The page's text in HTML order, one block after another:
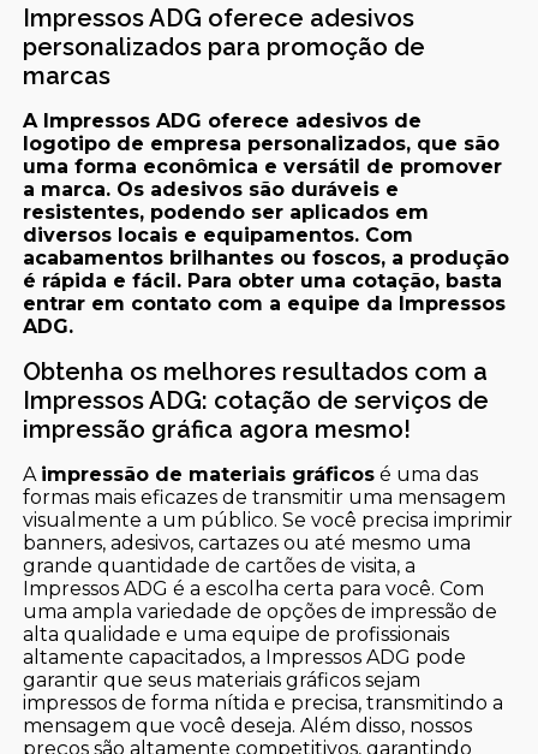
Impressos ADG oferece adesivos
personalizados para promoção de
marcas
A Impressos ADG oferece adesivos de
logotipo de empresa personalizados, que são
uma forma econômica e versátil de promover
a marca. Os adesivos são duráveis e
resistentes, podendo ser aplicados em
diversos locais e equipamentos. Com
acabamentos brilhantes ou foscos, a produção
é rápida e fácil. Para obter uma cotação, basta
entrar em contato com a equipe da Impressos
ADG.
Obtenha os melhores resultados com a
Impressos ADG: cotação de serviços de
impressão gráfica agora mesmo!
A impressão de materiais gráficos é uma das
formas mais eficazes de transmitir uma mensagem
visualmente a um público. Se você precisa imprimir
banners, adesivos, cartazes ou até mesmo uma
grande quantidade de cartões de visita, a
Impressos ADG é a escolha certa para você. Com
uma ampla variedade de opções de impressão de
alta qualidade e uma equipe de profissionais
altamente capacitados, a Impressos ADG pode
garantir que seus materiais gráficos sejam
impressos de forma nítida e precisa, transmitindo a
mensagem que você deseja. Além disso, nossos
preços são altamente competitivos, garantindo